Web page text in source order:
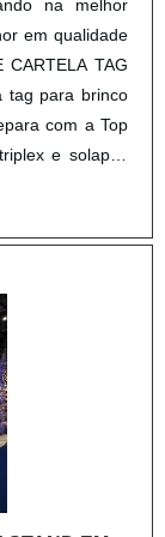
na melhor
em qualidade
CARTELA TAG
tag para brinco
com a Top
e solapas
opção para
brinco, na
pelos produtos
empresas
importante
com
Esse tipo de
dos
substituições
com suas
poupar gastos